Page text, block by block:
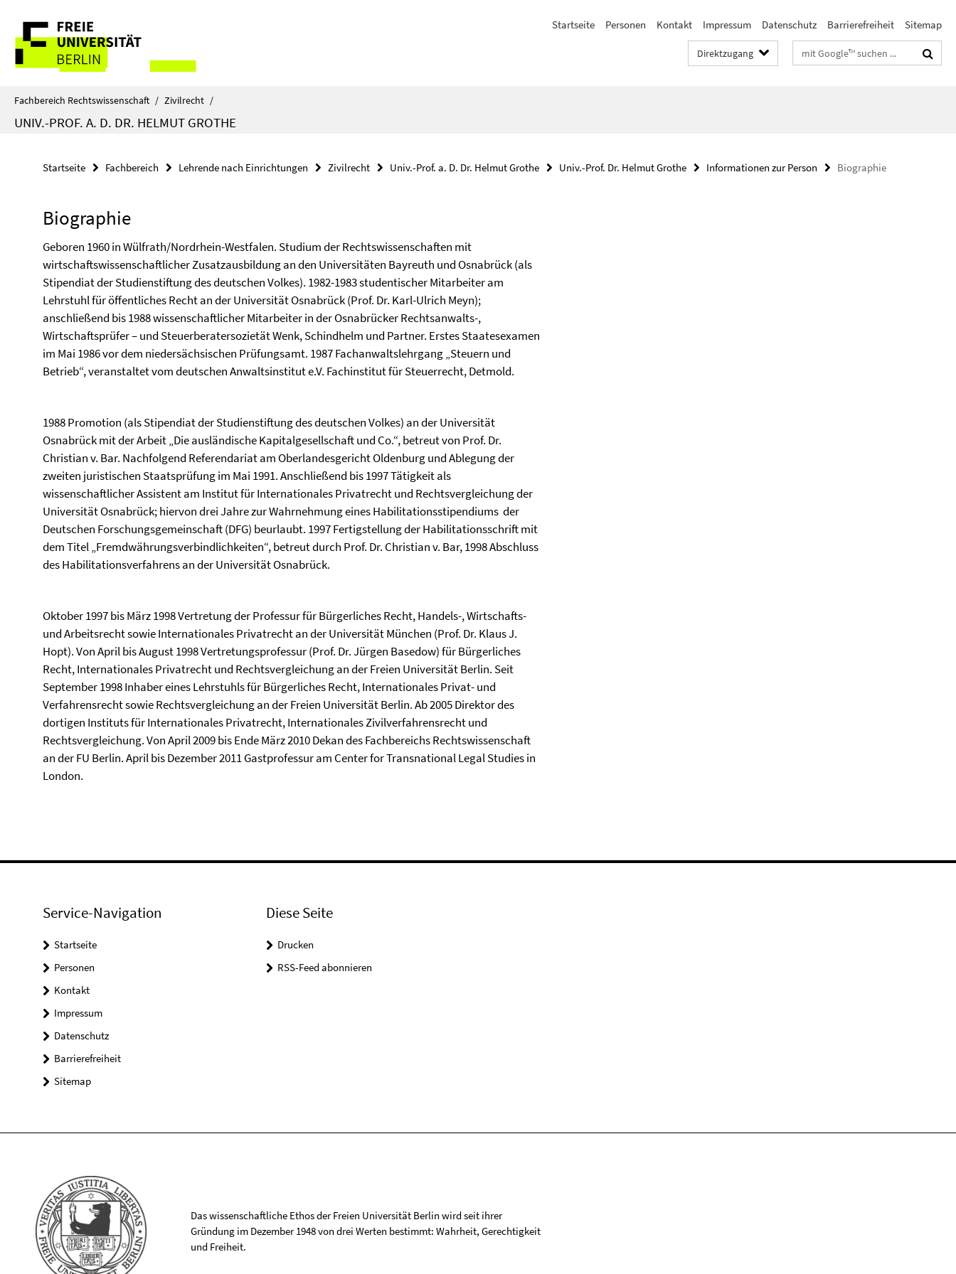
direkt
Inhalt
Service-
Navigation
Startseite Personen Kontakt Impressum Datenschutz Barrierefreiheit Sitemap
Direktzugang Suchbegriffe
Fachbereich Rechtswissenschaft / Zivilrecht /
UNIV.-PROF. A. D. DR. HELMUT GROTHE
Startseite Fachbereich Lehrende nach Einrichtungen Zivilrecht Univ.-Prof. a. D. Dr. Helmut Grothe Univ.-Prof. Dr. Helmut Grothe Informationen zur Person Biographie
Biographie
Geboren 1960 in Wülfrath/Nordrhein-Westfalen. Studium der Rechtswissenschaften mit
wirtschaftswissenschaftlicher Zusatzausbildung an den Universitäten Bayreuth und Osnabrück (als
Stipendiat der Studienstiftung des deutschen Volkes). 1982-1983 studentischer Mitarbeiter am
Lehrstuhl für öffentliches Recht an der Universität Osnabrück (Prof. Dr. Karl-Ulrich Meyn);
anschließend bis 1988 wissenschaftlicher Mitarbeiter in der Osnabrücker Rechtsanwalts-,
Wirtschaftsprüfer – und Steuerberatersozietät Wenk, Schindhelm und Partner. Erstes Staatesexamen
im Mai 1986 vor dem niedersächsischen Prüfungsamt. 1987 Fachanwaltslehrgang „Steuern und
Betrieb“, veranstaltet vom deutschen Anwaltsinstitut e.V. Fachinstitut für Steuerrecht, Detmold.
1988 Promotion (als Stipendiat der Studienstiftung des deutschen Volkes) an der Universität
Osnabrück mit der Arbeit „Die ausländische Kapitalgesellschaft und Co.“, betreut von Prof. Dr.
Christian v. Bar. Nachfolgend Referendariat am Oberlandesgericht Oldenburg und Ablegung der
zweiten juristischen Staatsprüfung im Mai 1991. Anschließend bis 1997 Tätigkeit als
wissenschaftlicher Assistent am Institut für Internationales Privatrecht und Rechtsvergleichung der
Universität Osnabrück; hiervon drei Jahre zur Wahrnehmung eines Habilitationsstipendiums der
Deutschen Forschungsgemeinschaft (DFG) beurlaubt. 1997 Fertigstellung der Habilitationsschrift mit
dem Titel „Fremdwährungsverbindlichkeiten“, betreut durch Prof. Dr. Christian v. Bar, 1998 Abschluss
des Habilitationsverfahrens an der Universität Osnabrück.
Oktober 1997 bis März 1998 Vertretung der Professur für Bürgerliches Recht, Handels-, Wirtschafts-
und Arbeitsrecht sowie Internationales Privatrecht an der Universität München (Prof. Dr. Klaus J.
Hopt). Von April bis August 1998 Vertretungsprofessur (Prof. Dr. Jürgen Basedow) für Bürgerliches
Recht, Internationales Privatrecht und Rechtsvergleichung an der Freien Universität Berlin. Seit
September 1998 Inhaber eines Lehrstuhls für Bürgerliches Recht, Internationales Privat- und
Verfahrensrecht sowie Rechtsvergleichung an der Freien Universität Berlin. Ab 2005 Direktor des
dortigen Instituts für Internationales Privatrecht, Internationales Zivilverfahrensrecht und
Rechtsvergleichung. Von April 2009 bis Ende März 2010 Dekan des Fachbereichs Rechtswissenschaft
an der FU Berlin. April bis Dezember 2011 Gastprofessur am Center for Transnational Legal Studies in
London.
Service-Navigation
Startseite
Personen
Kontakt
Impressum
Datenschutz
Barrierefreiheit
Sitemap
Diese Seite
Drucken
RSS-Feed abonnieren
Das wissenschaftliche Ethos der Freien Universität Berlin wird seit ihrer
Gründung im Dezember 1948 von drei Werten bestimmt: Wahrheit, Gerechtigkeit
und Freiheit.